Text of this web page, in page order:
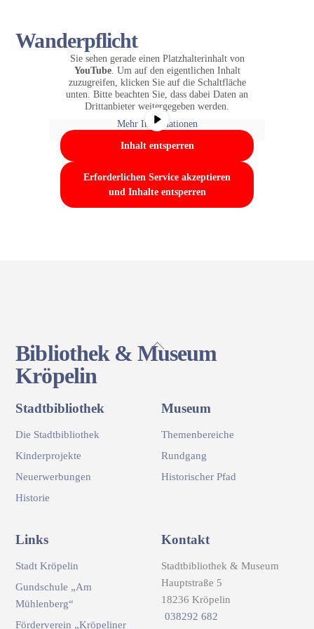
contentWanderpflicht
Sie sehen gerade einen Platzhalterinhalt von
YouTube. Um auf den eigentlichen Inhalt
zuzugreifen, klicken Sie auf die Schaltfläche
unten. Bitte beachten Sie, dass dabei Daten an
Drittanbieter weitergegeben werden.
Mehr Informationen
Inhalt entsperren
Erforderlichen Service akzeptieren
und Inhalte entsperren
Back
To
Bibliothek & Museum
Kröpelin
Stadtbibliothek
Die Stadtbibliothek
Kinderprojekte
Neuerwerbungen
Historie
Museum
Themenbereiche
Rundgang
Historischer Pfad
Links
Stadt Kröpelin
Gundschule „Am
Mühlenberg“
Förderverein „Kröpeliner
Kontakt
Stadtbibliothek & Museum
Hauptstraße 5
18236 Kröpelin
038292 682